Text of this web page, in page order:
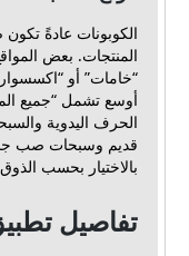
الكوبونات عادةً
المنتجات. بعض
“خامات” أو
أوسع تشمل “جميع
الحرف اليدوية
قديم وسبحات صب
بالاختيار بحسب الذوق
تفاصيل